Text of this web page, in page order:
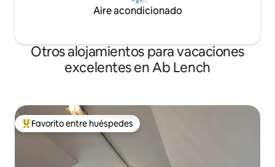
Aire acondicionado
Otros alojamientos para vacaciones
excelentes en Ab Lench
Favorito entre huéspedes preferido
Favorito entre huéspedes